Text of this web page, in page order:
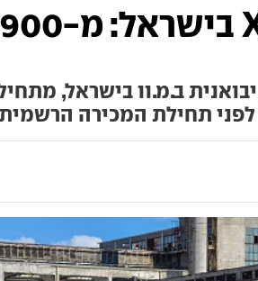
ב.מ.וו בישראל,